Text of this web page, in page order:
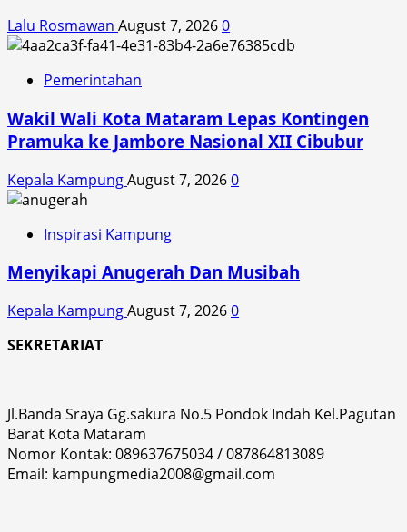
Lalu Rosmawan August 7, 20260
Pemerintahan
Wakil Wali Kota Mataram Lepas Kontingen
Pramuka ke Jambore Nasional XII Cibubur
Kepala KampungAugust 7, 20260
Inspirasi Kampung
Menyikapi Anugerah Dan Musibah
Kepala KampungAugust 7, 20260
SEKRETARIAT
Jl.Banda Sraya Gg.sakura No.5 Pondok Indah Kel.Pagutan
Barat Kota Mataram
Nomor Kontak: 089637675034 / 087864813089
Email: kampungmedia2008@gmail.com